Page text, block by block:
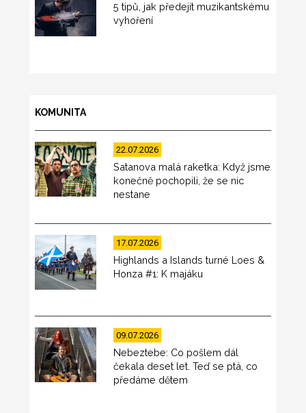
5 tipů, jak předejít muzikantskému
vyhoření
KOMUNITA
22.07.2026
Satanova malá raketka: Když jsme
konečně pochopili, že se nic
nestane
17.07.2026
Highlands a Islands turné Loes &
Honza #1: K majáku
09.07.2026
Nebeztebe: Co pošlem dál
čekala deset let. Teď se ptá, co
předáme dětem